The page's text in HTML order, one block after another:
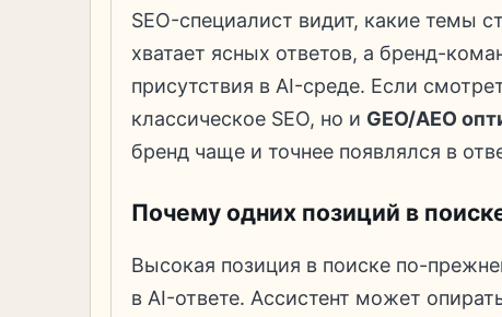
SEO-специалист видит, какие темы
хватает ясных ответов, а бренд-
присутствия в AI-среде. Если
классическое SEO, но и GEO/AEO
бренд чаще и точнее появлялся в
Почему одних позиций в
Высокая позиция в поиске по-
в AI-ответе. Ассистент может